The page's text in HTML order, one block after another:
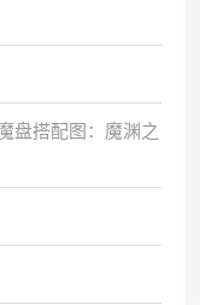
盘搭配图：魔渊之